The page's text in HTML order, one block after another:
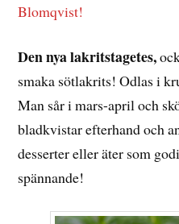
Blomqvist!
Den nya lakritstagetes,
smaka sötlakrits! Odlas i
Man sår i mars-april och
bladkvistar efterhand och
desserter eller äter som
spännande!